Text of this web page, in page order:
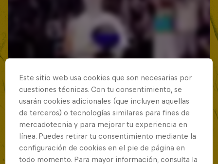
Este sitio web usa cookies que son necesarias por
cuestiones técnicas. Con tu consentimiento, se
usarán cookies adicionales (que incluyen aquellas
de terceros) o tecnologías similares para fines de
mercadotecnia y para mejorar tu experiencia en
línea. Puedes retirar tu consentimiento mediante la
configuración de cookies en el pie de página en
todo momento. Para mayor información, consulta la